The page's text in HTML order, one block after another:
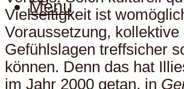
Menu
Vielseitigkeit ist
Voraussetzung, kollektive
Gefühlslagen treffsicher
können. Denn das hat
im Jahr 2000 getan, in